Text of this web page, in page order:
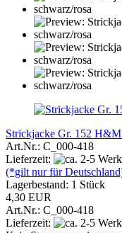
Strickjacke Gr. 152
Art.Nr.: C_000-418
Lieferzeit:
(*gilt nur für
Lagerbestand: 1 Stück
4,30 EUR
Art.Nr.: C_000-418
Lieferzeit: